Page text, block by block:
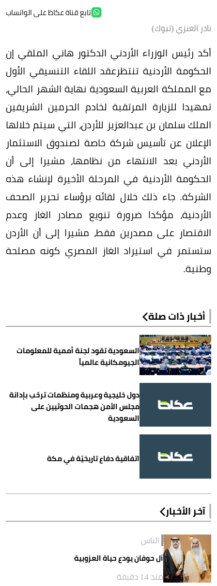
تابع قناة عكاظ على الواتساب
نادر العنزي (تبوك)
أكد رئيس الوزراء الأردني الدكتور هاني الملقي إن
الحكومة الأردنية تنتظرعقد اللقاء التنسيقي الأول
مع المملكة العربية السعودية نهاية الشهر الحالي،
تمهيدا للزيارة المرتقبة لخادم الحرمين الشريفين
الملك سلمان بن عبدالعزيز للأردن، التي سيتم خلالها
الإعلان عن تأسيس شركة خاصة لصندوق الاستثمار
الأردني بعد الانتهاء من نظامها، مشيرا إلى أن
الحكومة الأردنية في المرحلة الأخيرة لإنشاء هذه
الشركة. جاء ذلك خلال لقائه برؤساء تحرير الصحف
الأردنية، مؤكدا ضرورة تنويع مصادر الغاز وعدم
الاقتصار على مصدرين فقط، مشيرا إلى أن الأردن
ستستمر في استيراد الغاز المصري كونه مصلحة
وطنية.
أخبار ذات صلة
السعودية تقود لجنة أممية للمعلومات
الجيومكانية عالمياً
دول خليجية وعربية ومنظمات ترحّب بإدانة
مجلس الأمن هجمات الحوثيين على
السعودية
اتفاقية دفاع تاريخيّة في مكة
آخر الأخبار
الناس
آل حوفان يودع حياة العزوبية
منذ 14 دقيقة